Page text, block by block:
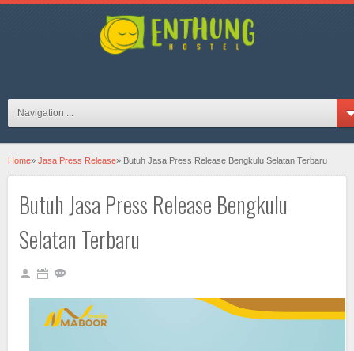
Navigation ...
Home» Jasa Press Release» Butuh Jasa Press Release Bengkulu Selatan Terbaru
Butuh Jasa Press Release Bengkulu
Selatan Terbaru